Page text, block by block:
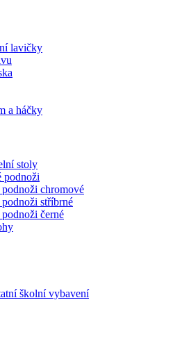
lavičky
a háčky
stoly
podnoži
chromové
stříbrné
černé
školní vybavení